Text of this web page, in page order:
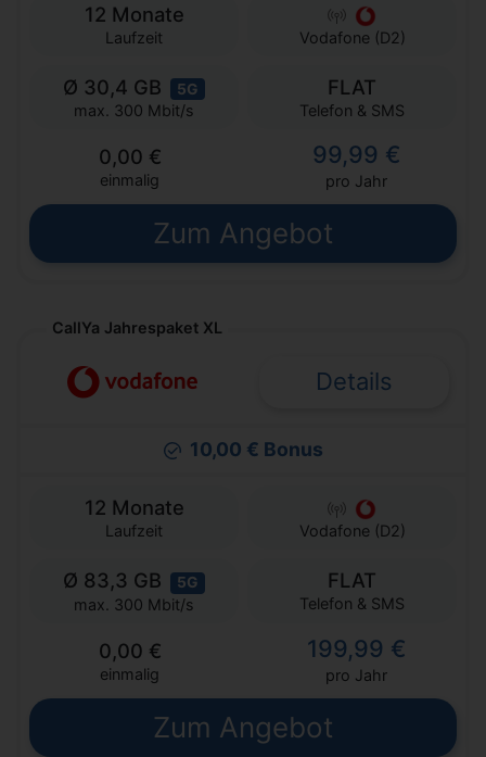
12 Monate
Laufzeit Vodafone (D2)
Ø 30,4 GB 5G
max. 300 Mbit/s
FLAT
Telefon & SMS
0,00 €
einmalig
99,99 €
pro Jahr
Zum Angebot
CallYa Jahrespaket XL
Details
10,00 € Bonus
12 Monate
Laufzeit Vodafone (D2)
Ø 83,3 GB 5G
max. 300 Mbit/s
FLAT
Telefon & SMS
0,00 €
einmalig
199,99 €
pro Jahr
Zum Angebot